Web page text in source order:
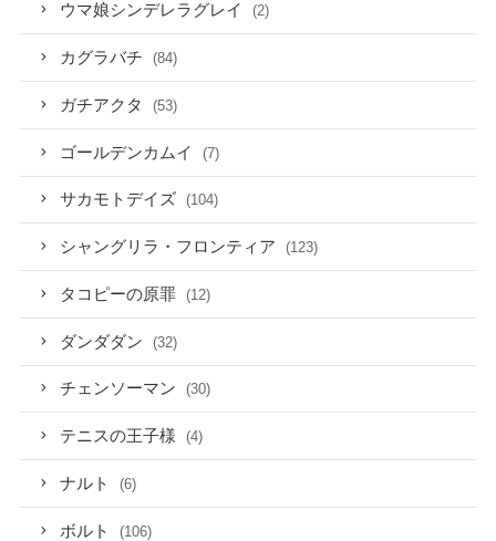
ウマ娘シンデレラグレイ (2)
カグラバチ (84)
ガチアクタ (53)
ゴールデンカムイ (7)
サカモトデイズ (104)
シャングリラ・フロンティア (123)
タコピーの原罪 (12)
ダンダダン (32)
チェンソーマン (30)
テニスの王子様 (4)
ナルト (6)
ボルト (106)